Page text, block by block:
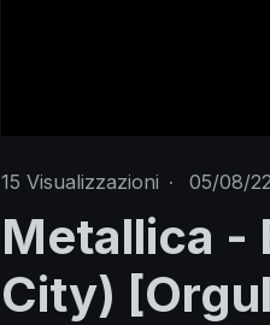
15 Visualizzazioni · 05/08/22
Metallica -
City)